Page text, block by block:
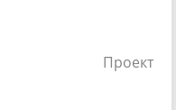
Проект